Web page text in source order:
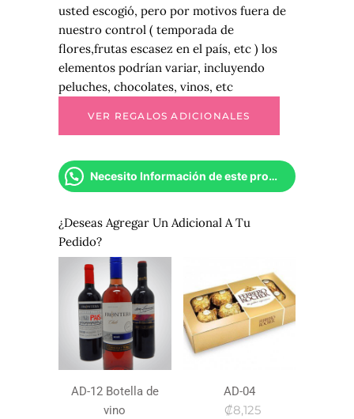
usted escogió, pero por motivos fuera de
nuestro control ( temporada de
flores,frutas escasez en el país, etc ) los
elementos podrían variar, incluyendo
peluches, chocolates, vinos, etc
Necesito Información de este producto
¿Deseas Agregar Un Adicional A Tu
Pedido?
AD-12 Botella de
vino
AD-04
₡8,125